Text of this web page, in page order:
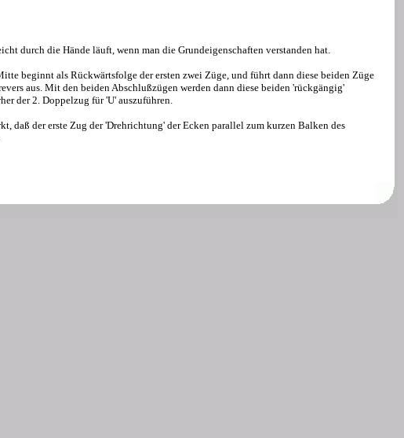
durch die Hände läuft, wenn man die Grundeigenschaften verstanden hat.
beginnt als Rückwärtsfolge der ersten zwei Züge, und führt dann diese beiden Züge
aus. Mit den beiden Abschlußzügen werden dann diese beiden 'rückgängig'
der 2. Doppelzug für 'U' auszuführen.
daß der erste Zug der 'Drehrichtung' der Ecken parallel zum kurzen Balken des